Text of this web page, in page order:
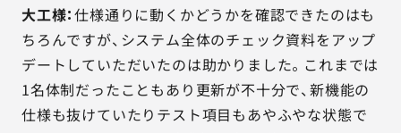
大工様：仕様通りに動くかどうかを確認できたのはも
ちろんですが、システム全体のチェック資料をアップ
デートしていただいたのは助かりました。これまでは
1名体制だったこともあり更新が不十分で、新機能の
仕様も抜けていたりテスト項目もあやふやな状態で